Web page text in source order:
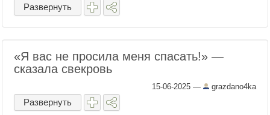
Развернуть
«Я вас не просила меня спасать!» —
сказала свекровь
15-06-2025 — grazdano4ka
Развернуть